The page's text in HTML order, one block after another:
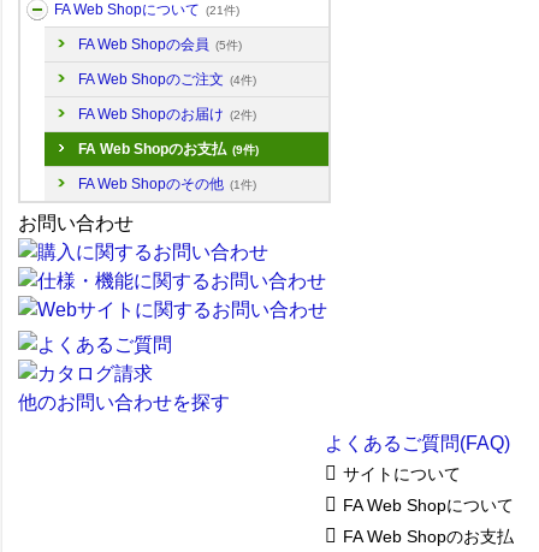
FA Web Shopについて (21件)
FA Web Shopの会員 (5件)
FA Web Shopのご注文 (4件)
FA Web Shopのお届け (2件)
FA Web Shopのお支払 (9件)
FA Web Shopのその他 (1件)
お問い合わせ
他のお問い合わせを探す
よくあるご質問(FAQ)
サイトについて
FA Web Shopについて
FA Web Shopのお支払